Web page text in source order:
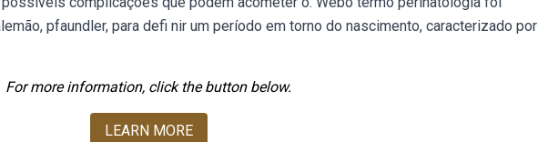
pfaundler, para defi nir um período em torno do nascimento, caracterizado por
For more information, click the button below.
LEARN MORE